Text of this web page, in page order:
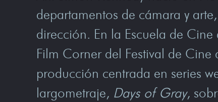
departamentos de cámara y
dirección. En la Escuela de
Film Corner del Festival de
producción centrada en series
largometraje, Days of Gray,